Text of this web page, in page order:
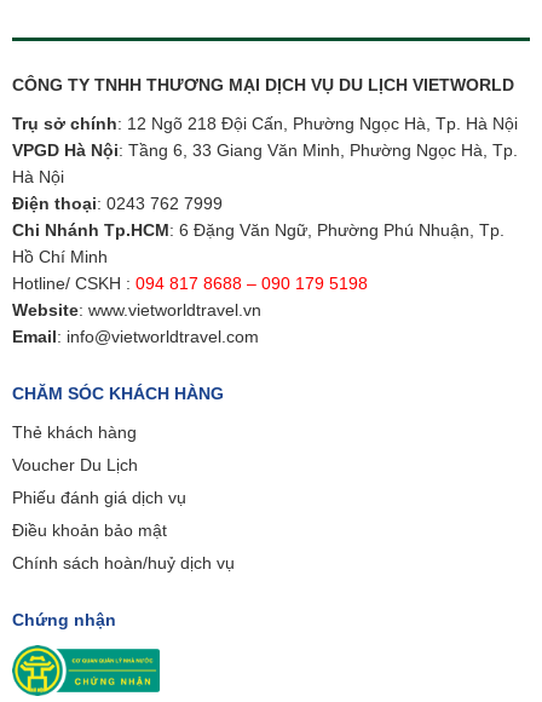
CÔNG TY TNHH THƯƠNG MẠI DỊCH VỤ DU LỊCH VIETWORLD
Trụ sở chính: 12 Ngõ 218 Đội Cấn, Phường Ngọc Hà, Tp. Hà Nội
VPGD Hà Nội: Tầng 6, 33 Giang Văn Minh, Phường Ngọc Hà, Tp.
Hà Nội
Điện thoại: 0243 762 7999
Chi Nhánh Tp.HCM: 6 Đặng Văn Ngữ, Phường Phú Nhuận, Tp.
Hồ Chí Minh
Hotline/ CSKH : 094 817 8688 – 090 179 5198
Website: www.vietworldtravel.vn
Email: info@vietworldtravel.com
CHĂM SÓC KHÁCH HÀNG
Thẻ khách hàng
Voucher Du Lịch
Phiếu đánh giá dịch vụ
Điều khoản bảo mật
Chính sách hoàn/huỷ dịch vụ
Chứng nhận